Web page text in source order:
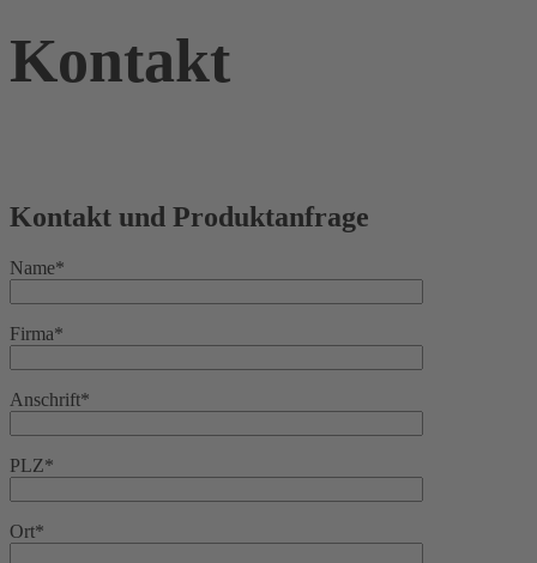
Kontakt
Kontakt und Produktanfrage
Name*
Firma*
Anschrift*
PLZ*
Ort*